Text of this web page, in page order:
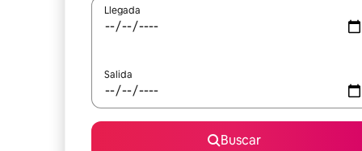
Llegada
Salida
Buscar